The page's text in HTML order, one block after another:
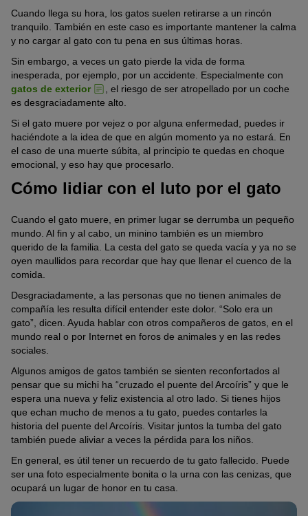
Cuando llega su hora, los gatos suelen retirarse a un rincón
tranquilo. También en este caso es importante mantener la calma
y no cargar al gato con tu pena en sus últimas horas.
Sin embargo, a veces un gato pierde la vida de forma
inesperada, por ejemplo, por un accidente. Especialmente con
gatos de exterior
, el riesgo de ser atropellado por un coche
es desgraciadamente alto.
Si el gato muere por vejez o por alguna enfermedad, puedes ir
haciéndote a la idea de que en algún momento ya no estará. En
el caso de una muerte súbita, al principio te quedas en choque
emocional, y eso hay que procesarlo.
Cómo lidiar con el luto por el gato
Cuando el gato muere, en primer lugar se derrumba un pequeño
mundo. Al fin y al cabo, un minino también es un miembro
querido de la familia. La cesta del gato se queda vacía y ya no se
oyen maullidos para recordar que hay que llenar el cuenco de la
comida.
Desgraciadamente, a las personas que no tienen animales de
compañía les resulta difícil entender este dolor. “Solo era un
gato”, dicen. Ayuda hablar con otros compañeros de gatos, en el
mundo real o por Internet en foros de animales y en las redes
sociales.
Algunos amigos de gatos también se sienten reconfortados al
pensar que su michi ha “cruzado el puente del Arcoíris” y que le
espera una nueva y feliz existencia al otro lado. Si tienes hijos
que echan mucho de menos a tu gato, puedes contarles la
historia del puente del Arcoíris. Visitar juntos la tumba del gato
también puede aliviar a veces la pérdida para los niños.
En general, es útil tener un recuerdo de tu gato fallecido. Puede
ser una foto especialmente bonita o la urna con las cenizas, que
ocupará un lugar de honor en tu casa.